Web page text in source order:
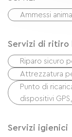
Ammessi
Servizi di
Riparo sicuro
Attrezzatura
Punto di
dispositivi
Servizi igienici